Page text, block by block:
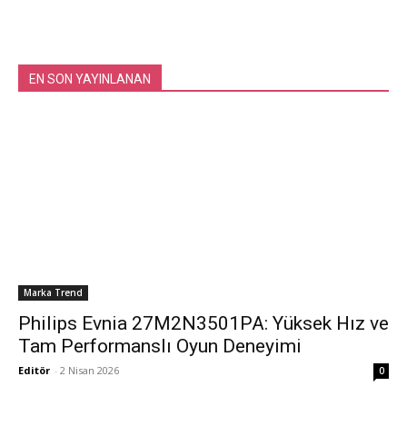
EN SON YAYINLANAN
Marka Trend
Philips Evnia 27M2N3501PA: Yüksek Hız ve
Tam Performanslı Oyun Deneyimi
Editör - 2 Nisan 2026 0